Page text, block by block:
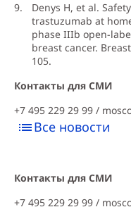
Denys H, et al.
trastuzumab at
phase IIIb open-
breast cancer.
105.
Контакты для СМИ
+7 495 229 29 99 /
Все новости
Контакты для СМИ
+7 495 229 29 99 /